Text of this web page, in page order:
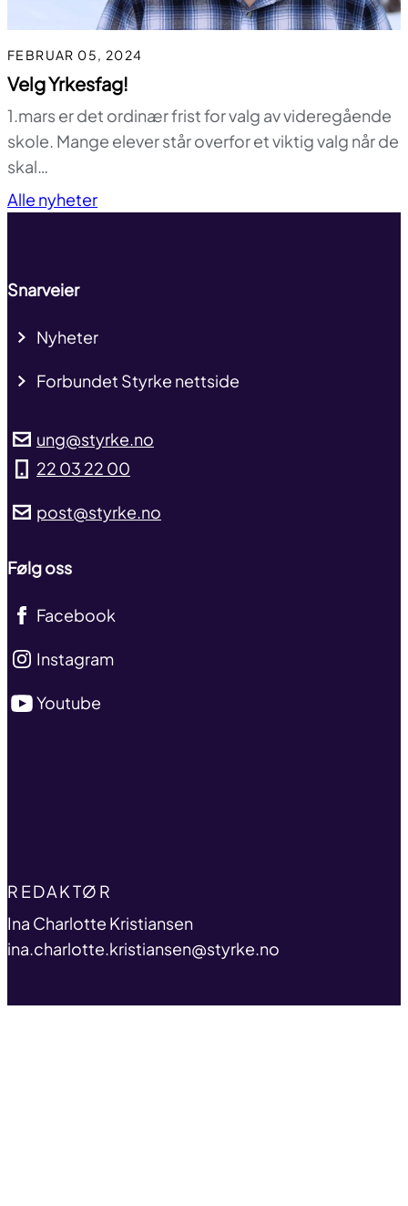
FEBRUAR 05, 2024
Velg Yrkesfag!
1.mars er det ordinær frist for valg av videregående
skole. Mange elever står overfor et viktig valg når de
skal…
Alle nyheter
Snarveier
Nyheter
Forbundet Styrke nettside
ung@styrke.no
22 03 22 00
post@styrke.no
Følg oss
Facebook
Instagram
Youtube
TITLE
REDAKTØR
name
Ina Charlotte Kristiansen
email
ina.charlotte.kristiansen@styrke.no